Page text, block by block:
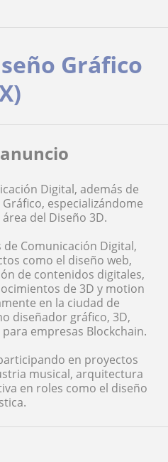
Gráfico
Digital, además de
especializándome
del Diseño 3D.
Comunicación Digital,
como el diseño web,
de contenidos digitales,
de 3D y motion
en la ciudad de
diseñador gráfico, 3D,
empresas Blockchain.
en proyectos
musical, arquitectura
en roles como el diseño